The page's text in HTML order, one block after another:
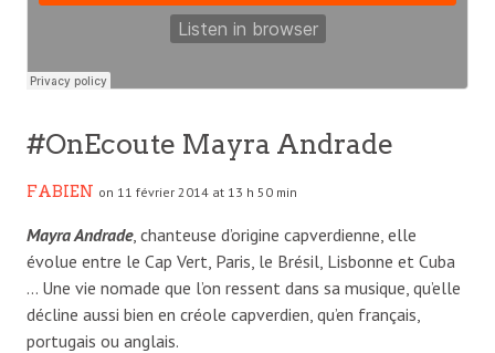
#OnEcoute Mayra Andrade
FABIEN on 11 février 2014 at 13 h 50 min
Mayra Andrade, chanteuse d’origine capverdienne, elle
évolue entre le Cap Vert, Paris, le Brésil, Lisbonne et Cuba
… Une vie nomade que l’on ressent dans sa musique, qu’elle
décline aussi bien en créole capverdien, qu’en français,
portugais ou anglais.